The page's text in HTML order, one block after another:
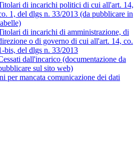
di incarichi politici di cui all'art. 14,
1, del dlgs n. 33/2013 (da pubblicare in
di incarichi di amministrazione, di
o di governo di cui all'art. 14, co.
bis, del dlgs n. 33/2013
dall'incarico (documentazione da
sul sito web)
per mancata comunicazione dei dati